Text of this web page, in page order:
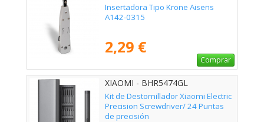
Insertadora Tipo Krone Aisens
A142-0315
2,29 €
Comprar
XIAOMI - BHR5474GL
Kit de Destornillador Xiaomi Electric
Precision Screwdriver/ 24 Puntas
de precisión